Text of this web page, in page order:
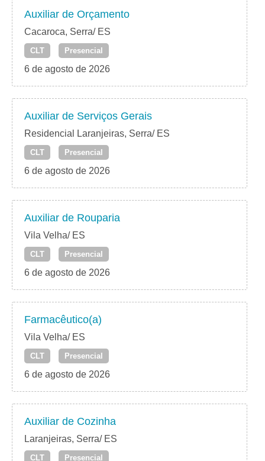
Auxiliar de Orçamento
Cacaroca, Serra/ ES
CLT Presencial
6 de agosto de 2026
Auxiliar de Serviços Gerais
Residencial Laranjeiras, Serra/ ES
CLT Presencial
6 de agosto de 2026
Auxiliar de Rouparia
Vila Velha/ ES
CLT Presencial
6 de agosto de 2026
Farmacêutico(a)
Vila Velha/ ES
CLT Presencial
6 de agosto de 2026
Auxiliar de Cozinha
Laranjeiras, Serra/ ES
CLT Presencial